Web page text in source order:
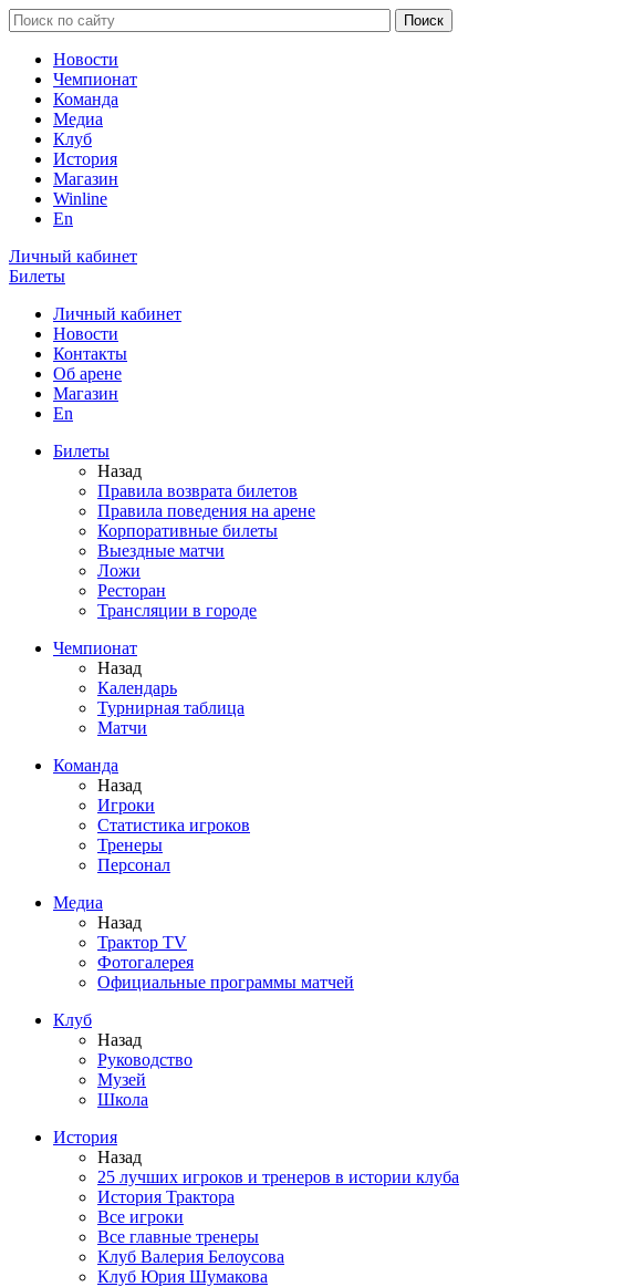
Новости
Чемпионат
Команда
Медиа
Клуб
История
Магазин
Winline
En
Личный кабинет
Билеты
Личный кабинет
Новости
Контакты
Об арене
Магазин
En
Билеты
Назад
Правила возврата билетов
Правила поведения на арене
Корпоративные билеты
Выездные матчи
Ложи
Ресторан
Трансляции в городе
Чемпионат
Назад
Календарь
Турнирная таблица
Матчи
Команда
Назад
Игроки
Статистика игроков
Тренеры
Персонал
Медиа
Назад
Трактор TV
Фотогалерея
Официальные программы матчей
Клуб
Назад
Руководство
Музей
Школа
История
Назад
25 лучших игроков и тренеров в истории клуба
История Трактора
Все игроки
Все главные тренеры
Клуб Валерия Белоусова
Клуб Юрия Шумакова